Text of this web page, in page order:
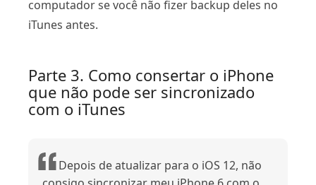
computador se você não fizer backup deles no
iTunes antes.
Parte 3. Como consertar o iPhone
que não pode ser sincronizado
com o iTunes
Depois de atualizar para o iOS 12, não